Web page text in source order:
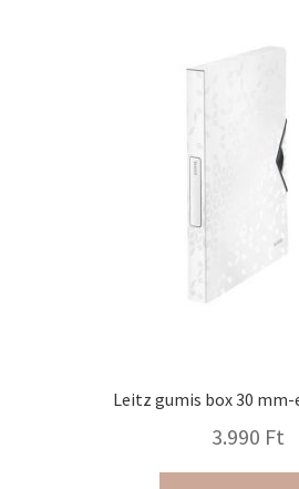
Leitz gumis box 30 mm-
3.990 Ft